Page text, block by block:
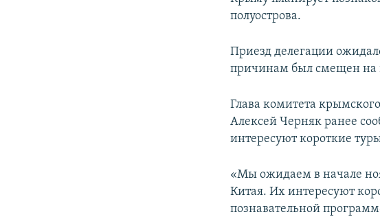
полуострова.
Приезд делегации
причинам был смещен на
Глава комитета
Алексей Черняк ранее
интересуют короткие
«Мы ожидаем в начале
Китая. Их интересуют
познавательной